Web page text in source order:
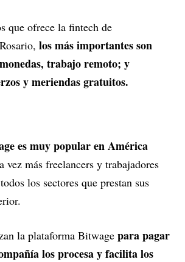
que ofrece la fintech de
los más importantes son
trabajo remoto; y
y meriendas gratuitos.
es muy popular en América
vez más freelancers y trabajadores
los sectores que prestan sus
la plataforma Bitwage para pagar
los procesa y facilita los